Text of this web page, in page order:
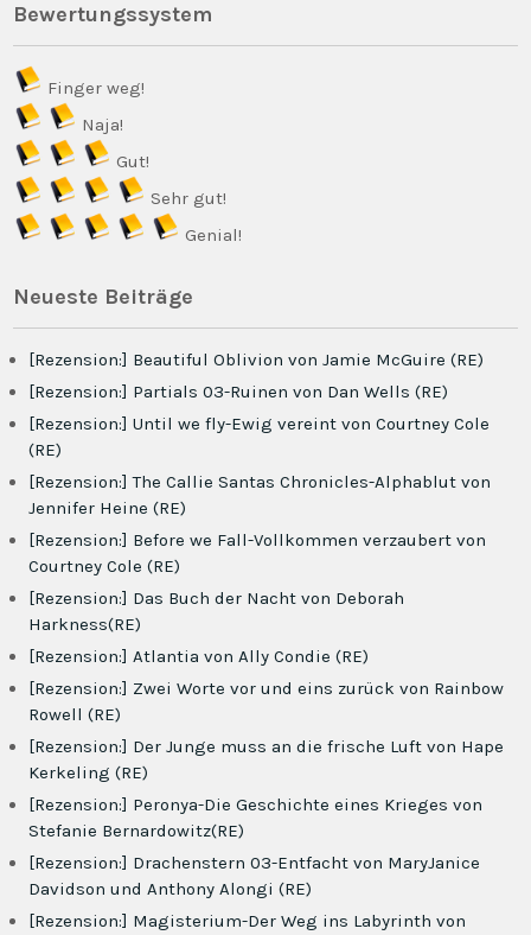
Bewertungssystem
Finger weg!
Naja!
Gut!
Sehr gut!
Genial!
Neueste Beiträge
[Rezension:] Beautiful Oblivion von Jamie McGuire (RE)
[Rezension:] Partials 03-Ruinen von Dan Wells (RE)
[Rezension:] Until we fly-Ewig vereint von Courtney Cole
(RE)
[Rezension:] The Callie Santas Chronicles-Alphablut von
Jennifer Heine (RE)
[Rezension:] Before we Fall-Vollkommen verzaubert von
Courtney Cole (RE)
[Rezension:] Das Buch der Nacht von Deborah
Harkness(RE)
[Rezension:] Atlantia von Ally Condie (RE)
[Rezension:] Zwei Worte vor und eins zurück von Rainbow
Rowell (RE)
[Rezension:] Der Junge muss an die frische Luft von Hape
Kerkeling (RE)
[Rezension:] Peronya-Die Geschichte eines Krieges von
Stefanie Bernardowitz(RE)
[Rezension:] Drachenstern 03-Entfacht von MaryJanice
Davidson und Anthony Alongi (RE)
[Rezension:] Magisterium-Der Weg ins Labyrinth von